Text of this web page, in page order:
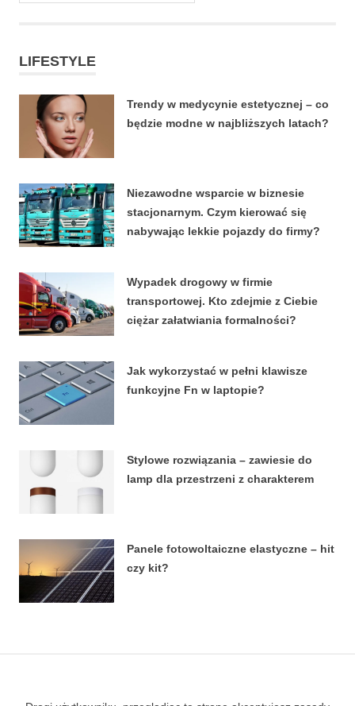
LIFESTYLE
Trendy w medycynie estetycznej – co
będzie modne w najbliższych latach?
Niezawodne wsparcie w biznesie
stacjonarnym. Czym kierować się
nabywając lekkie pojazdy do firmy?
Wypadek drogowy w firmie
transportowej. Kto zdejmie z Ciebie
ciężar załatwiania formalności?
Jak wykorzystać w pełni klawisze
funkcyjne Fn w laptopie?
Stylowe rozwiązania – zawiesie do
lamp dla przestrzeni z charakterem
Panele fotowoltaiczne elastyczne – hit
czy kit?